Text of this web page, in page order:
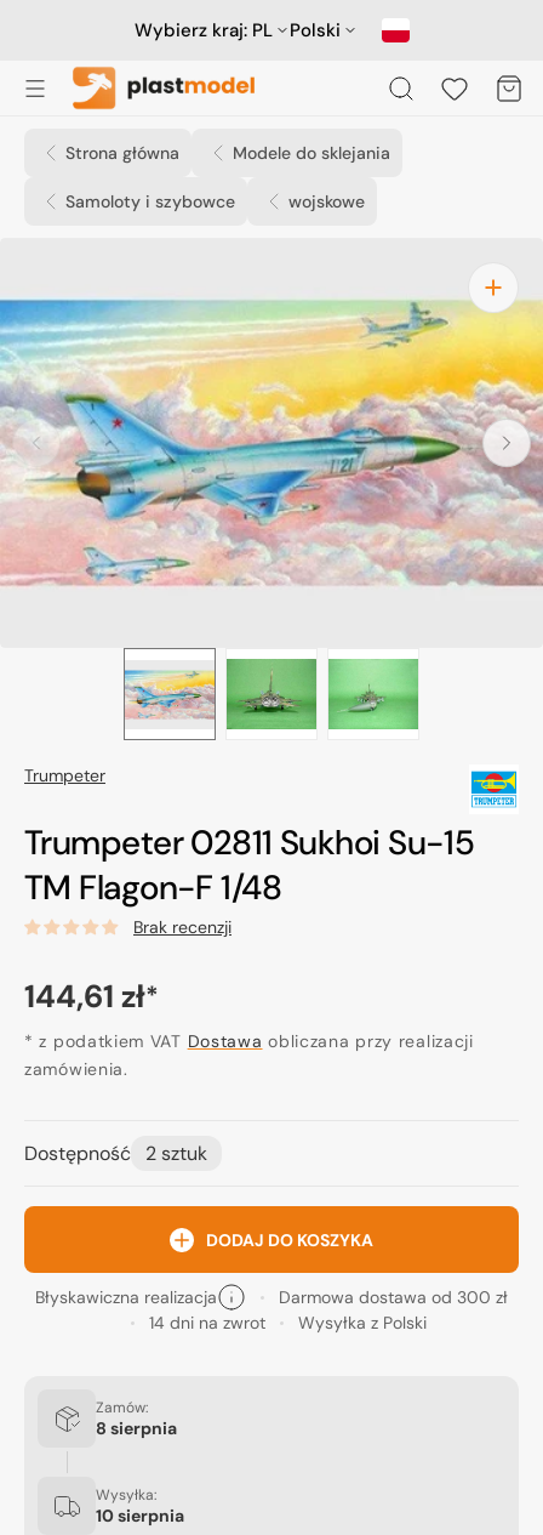
Wybierz kraj: PL Polski
Koszyk
Strona główna Modele do sklejania
Samoloty i szybowce wojskowe
Otwórz
media
1
w
widoku
galerii
Trumpeter
Trumpeter 02811 Sukhoi Su-15
TM Flagon-F 1/48
Brak recenzji
Cena
regularna
144,61 zł*
* z podatkiem VAT Dostawa obliczana przy realizacji
zamówienia.
Dostępność 2 sztuk
DODAJ DO KOSZYKA
Błyskawiczna realizacja
Darmowa dostawa od 300 zł
14 dni na zwrot
Wysyłka z Polski
Zamów:
8 sierpnia
Wysyłka:
10 sierpnia